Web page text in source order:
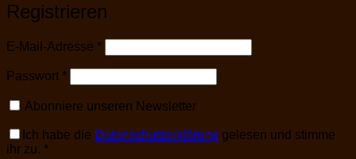
Registrieren
E-Mail-Adresse *Erforderlich
Passwort *Erforderlich
Abonniere unseren Newsletter
Ich habe die Datenschutzerklärung gelesen und stimme
ihr zu. *